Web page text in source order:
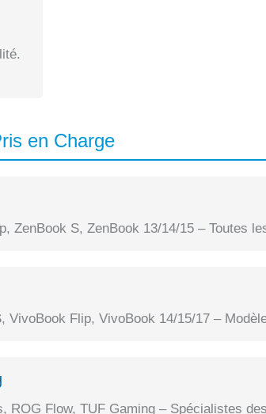
en Charge
ZenBook S, ZenBook 13/14/15 – Toutes
VivoBook Flip, VivoBook 14/15/17 –
ROG Flow, TUF Gaming – Spécialistes